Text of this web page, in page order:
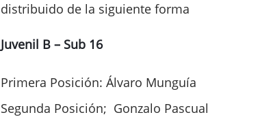
distribuido de la siguiente forma
Juvenil B – Sub 16
Primera Posición: Álvaro Munguía
Segunda Posición; Gonzalo Pascual